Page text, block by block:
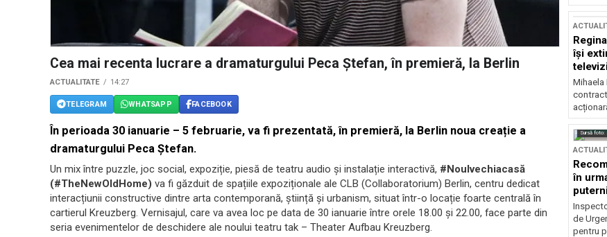
Cea mai recenta lucrare a dramaturgului Peca Ștefan, în premieră, la Berlin
ACTUALITATE 14:27
TELEGRAM WHATSAPP FACEBOOK
În perioada 30 ianuarie – 5 februarie, va fi prezentată, în premieră, la Berlin noua creație a
dramaturgului Peca Ștefan.
Un mix între puzzle, joc social, expoziție, piesă de teatru audio și instalație interactivă, #Noulvechiacasă
(#TheNewOldHome) va fi găzduit de spațiile expoziționale ale CLB (Collaboratorium) Berlin, centru dedicat
interacțiunii constructive dintre arta contemporană, știință și urbanism, situat într-o locație foarte centrală în
cartierul Kreuzberg. Vernisajul, care va avea loc pe data de 30 ianuarie între orele 18.00 și 22.00, face parte din
seria evenimentelor de deschidere ale noului teatru tak – Theater Aufbau Kreuzberg.
își
Mihaela
Sursă foto:
în
de
pentru